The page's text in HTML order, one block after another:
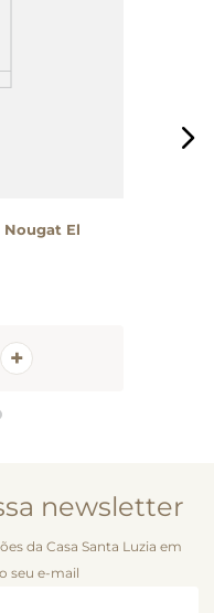
El
newsletter
da Casa Santa Luzia em
seu e-mail